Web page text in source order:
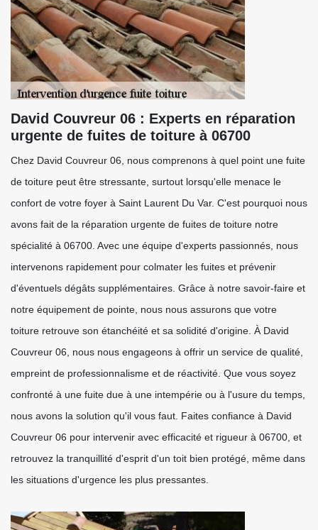
David Couvreur 06 : Experts en réparation
urgente de fuites de toiture à 06700
Chez David Couvreur 06, nous comprenons à quel point une fuite
de toiture peut être stressante, surtout lorsqu'elle menace le
confort de votre foyer à Saint Laurent Du Var. C'est pourquoi nous
avons fait de la réparation urgente de fuites de toiture notre
spécialité à 06700. Avec une équipe d'experts passionnés, nous
intervenons rapidement pour colmater les fuites et prévenir
d'éventuels dégâts supplémentaires. Grâce à notre savoir-faire et
notre équipement de pointe, nous nous assurons que votre
toiture retrouve son étanchéité et sa solidité d'origine. À David
Couvreur 06, nous nous engageons à offrir un service de qualité,
empreint de professionnalisme et de réactivité. Que vous soyez
confronté à une fuite due à une intempérie ou à l'usure du temps,
nous avons la solution qu'il vous faut. Faites confiance à David
Couvreur 06 pour intervenir avec efficacité et rigueur à 06700, et
retrouvez la tranquillité d'esprit d'un toit bien protégé, même dans
les situations d'urgence les plus pressantes.